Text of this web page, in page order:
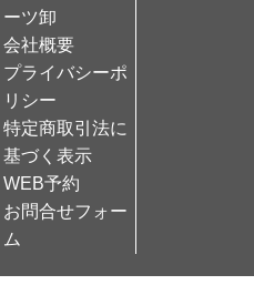
ーツ卸
会社概要
プライバシーポ
リシー
特定商取引法に
基づく表示
WEB予約
お問合せフォー
ム